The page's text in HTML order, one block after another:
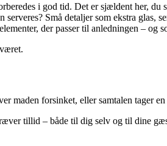
i god tid. Det er sjældent her, du
Små detaljer som ekstra glas,
der passer til anledningen – og
maden forsinket, eller samtalen tager
tillid – både til dig selv og til dine